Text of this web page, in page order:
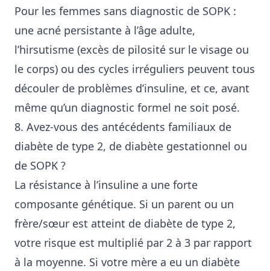
Pour les femmes sans diagnostic de SOPK :
une acné persistante à l’âge adulte,
l’hirsutisme (excès de pilosité sur le visage ou
le corps) ou des cycles irréguliers peuvent tous
découler de problèmes d’insuline, et ce, avant
même qu’un diagnostic formel ne soit posé.
8. Avez-vous des antécédents familiaux de
diabète de type 2, de diabète gestationnel ou
de SOPK ?
La résistance à l’insuline a une forte
composante génétique. Si un parent ou un
frère/sœur est atteint de diabète de type 2,
votre risque est multiplié par 2 à 3 par rapport
à la moyenne. Si votre mère a eu un diabète